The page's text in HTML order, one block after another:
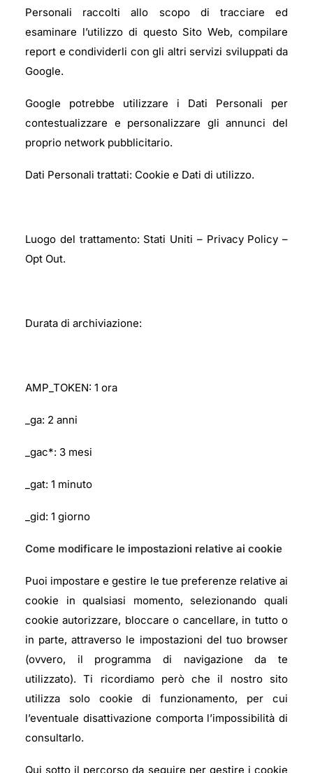
Personali raccolti allo scopo di tracciare ed
esaminare l’utilizzo di questo Sito Web, compilare
report e condividerli con gli altri servizi sviluppati da
Google.
Google potrebbe utilizzare i Dati Personali per
contestualizzare e personalizzare gli annunci del
proprio network pubblicitario.
Dati Personali trattati: Cookie e Dati di utilizzo.
Luogo del trattamento: Stati Uniti – Privacy Policy –
Opt Out.
Durata di archiviazione:
AMP_TOKEN: 1 ora
_ga: 2 anni
_gac*: 3 mesi
_gat: 1 minuto
_gid: 1 giorno
Come modificare le impostazioni relative ai cookie
Puoi impostare e gestire le tue preferenze relative ai
cookie in qualsiasi momento, selezionando quali
cookie autorizzare, bloccare o cancellare, in tutto o
in parte, attraverso le impostazioni del tuo browser
(ovvero, il programma di navigazione da te
utilizzato). Ti ricordiamo però che il nostro sito
utilizza solo cookie di funzionamento, per cui
l’eventuale disattivazione comporta l’impossibilità di
consultarlo.
Qui sotto il percorso da seguire per gestire i cookie